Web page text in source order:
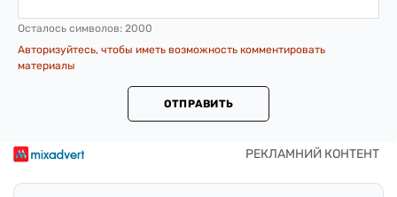
Осталось символов: 2000
Авторизуйтесь, чтобы иметь возможность комментировать
материалы
ОТПРАВИТЬ